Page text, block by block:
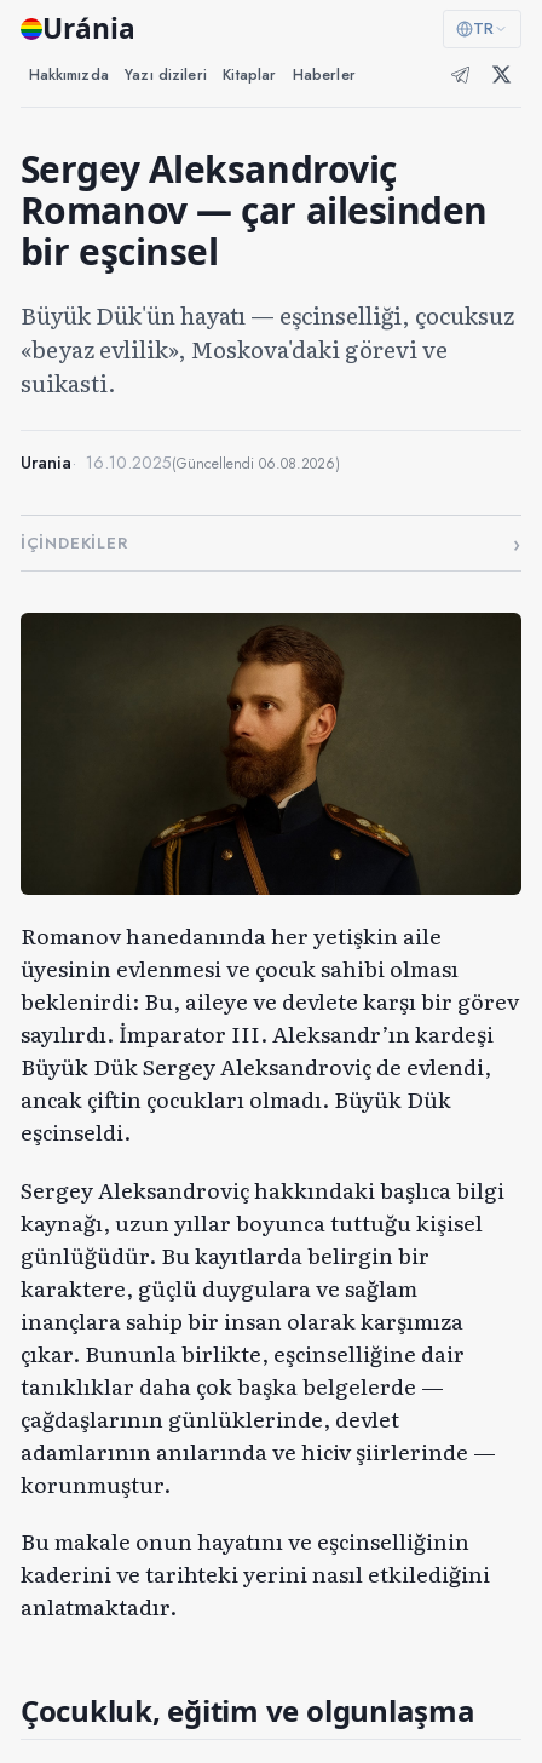
Uránia TR
Hakkımızda Yazı dizileri Kitaplar Haberler
Sergey Aleksandroviç
Romanov — çar ailesinden
bir eşcinsel
Büyük Dük'ün hayatı — eşcinselliği, çocuksuz
«beyaz evlilik», Moskova'daki görevi ve
suikasti.
Urania 16.10.2025(Güncellendi06.08.2026)
İÇINDEKILER
Romanov hanedanında her yetişkin aile
üyesinin evlenmesi ve çocuk sahibi olması
beklenirdi: Bu, aileye ve devlete karşı bir görev
sayılırdı. İmparator III. Aleksandr’ın kardeşi
Büyük Dük Sergey Aleksandroviç de evlendi,
ancak çiftin çocukları olmadı. Büyük Dük
eşcinseldi.
Sergey Aleksandroviç hakkındaki başlıca bilgi
kaynağı, uzun yıllar boyunca tuttuğu kişisel
günlüğüdür. Bu kayıtlarda belirgin bir
karaktere, güçlü duygulara ve sağlam
inançlara sahip bir insan olarak karşımıza
çıkar. Bununla birlikte, eşcinselliğine dair
tanıklıklar daha çok başka belgelerde —
çağdaşlarının günlüklerinde, devlet
adamlarının anılarında ve hiciv şiirlerinde —
korunmuştur.
Bu makale onun hayatını ve eşcinselliğinin
kaderini ve tarihteki yerini nasıl etkilediğini
anlatmaktadır.
Çocukluk, eğitim ve olgunlaşma